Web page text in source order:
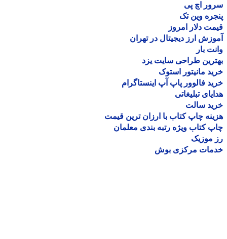
اچ پی
وین تک
دلار امروز
ارز دیجیتال در تهران
بار
طراحی سایت یزد
مانیتور استوک
فالوور پاپ آپ اینستاگرام
تبلیغاتی
سالت
چاپ کتاب با ارزان ترین قیمت
کتاب ویژه رتبه بندی معلمان
موزیک
مرکزی بوش